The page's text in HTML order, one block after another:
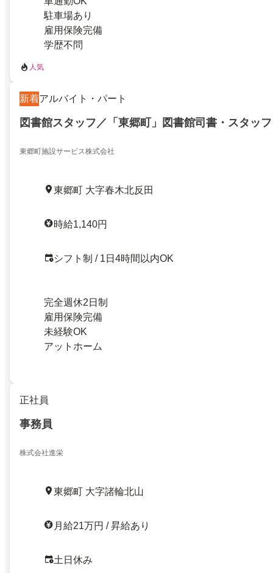
駐車場あり
雇用保険完備
学歴不問
人気
新着アルバイト・パート
図書館スタッフ／「東郷町」図書館司書・スタッ
東郷町施設サービス株式会社
東郷町 大字春木北反田
時給1,140円
シフト制 / 1日4時間以内OK
完全週休2日制
雇用保険完備
未経験OK
アットホーム
正社員
事務員
株式会社進栄
東郷町 大字諸輪北山
月給21万円 / 昇給あり
土日休み